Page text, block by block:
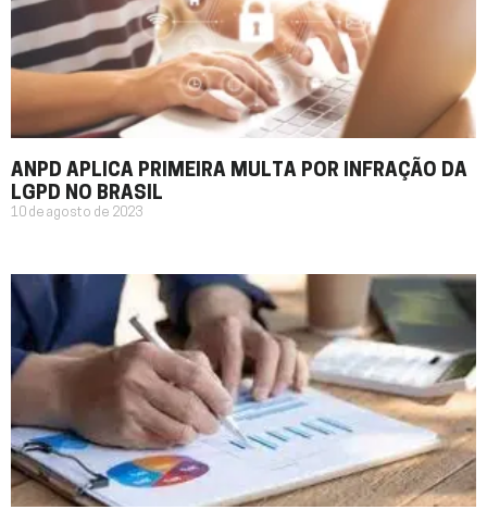
ANPD APLICA PRIMEIRA MULTA POR INFRAÇÃO DA
LGPD NO BRASIL
10 de agosto de 2023